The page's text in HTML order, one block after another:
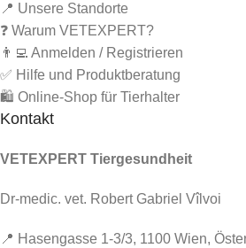
📍 Unsere Standorte
❓ Warum VETEXPERT?
👨‍💻 Anmelden / Registrieren
✅ Hilfe und Produktberatung
🛍️ Online-Shop für Tierhalter
Kontakt
VETEXPERT Tiergesundheit
Dr-medic. vet. Robert Gabriel Vîlvoi
📍 Hasengasse 1-3/3, 1100 Wien,